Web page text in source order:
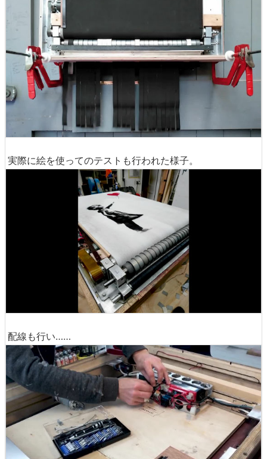
実際に絵を使ってのテストも行われた様子。
配線も行い……